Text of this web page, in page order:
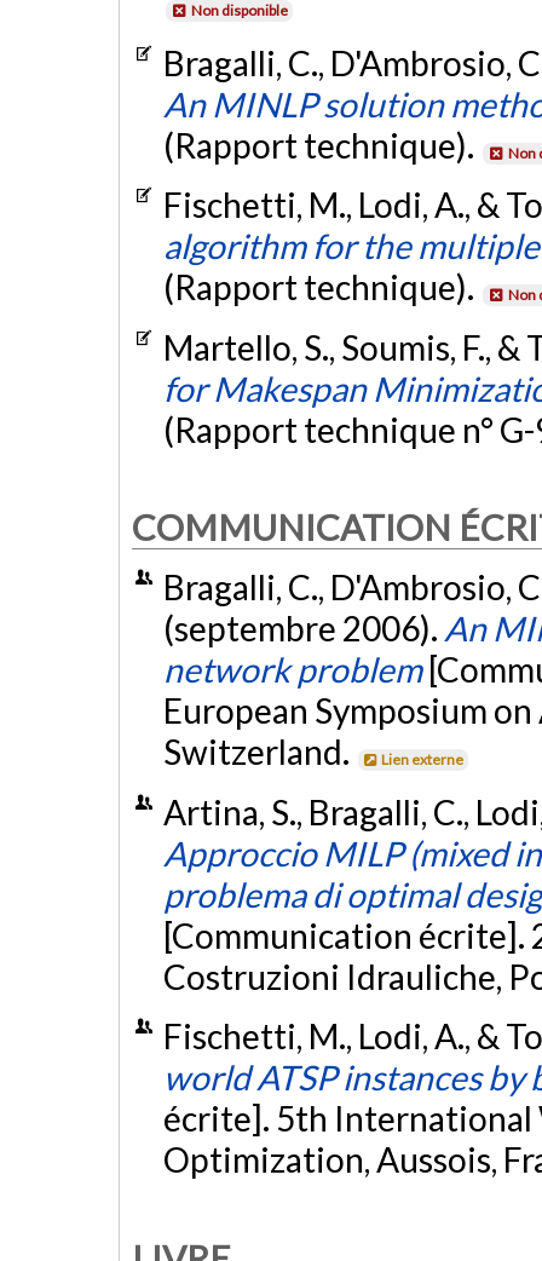
Non disponible
Bragalli, C., D'Ambrosio,
An MINLP solution
(Rapport technique).
Non
Fischetti, M., Lodi, A., &
algorithm for the
(Rapport technique).
Non
Martello, S., Soumis, F., &
for Makespan
(Rapport technique n°
COMMUNICATION
Bragalli, C., D'Ambrosio,
(septembre 2006). An
network problem
European Symposium
Switzerland.
Lien externe
Artina, S., Bragalli, C.,
Approccio MILP (mixed
problema di optimal
[Communication écrite].
Costruzioni Idrauliche,
Fischetti, M., Lodi, A., &
world ATSP instances
écrite]. 5th
Optimization, Aussois,